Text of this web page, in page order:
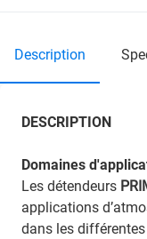
description
DESCRIPTION
Domaines
Les détendeurs
applications
dans les différentes